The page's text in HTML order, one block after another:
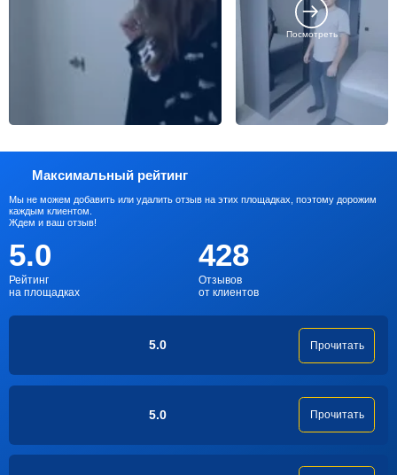
Посмотреть
Максимальный рейтинг
Мы не можем добавить или удалить отзыв на этих площадках, поэтому дорожим
каждым клиентом.
Ждем и ваш отзыв!
5.0
Рейтинг
на площадках
428
Отзывов
от клиентов
5.0 Прочитать
5.0 Прочитать